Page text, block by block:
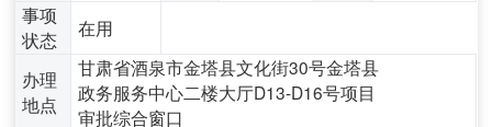
事项
状态
在用
办理
地点
甘肃省酒泉市金塔县文化街30号金塔县
政务服务中心二楼大厅D13-D16号项目
审批综合窗口